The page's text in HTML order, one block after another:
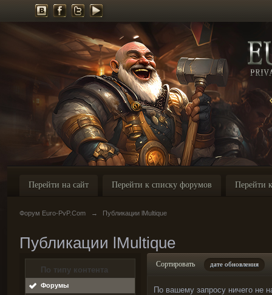
Перейти на сайт Перейти к списку форумов Перейти
Форум Euro-PvP.Com → Публикации lMultique
Публикации lMultique
По типу контента
Форумы
Сортировать дате обновления
По вашему запросу ничего не